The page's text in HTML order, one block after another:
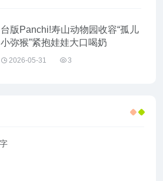
台版Panchi!寿山动物园收容“孤儿
小弥猴”紧抱娃娃大口喝奶
2026-05-31 3